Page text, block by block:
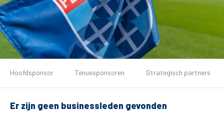
Tickets
Matchdays
Hoofdsponsor Tenuesponsoren Strategisch partners
Er zijn geen businessleden gevonden